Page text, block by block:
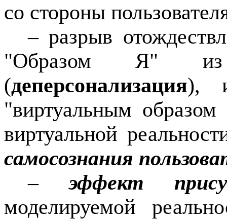
со стороны
– разрыв
"Образом Я" из
(деперсонализация),
"виртуальным
виртуальной
самосознания
–эффект
моделируемой